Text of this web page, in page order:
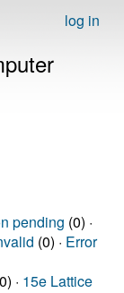
log in
pending (0) ·
(0) · Error
· 15e Lattice